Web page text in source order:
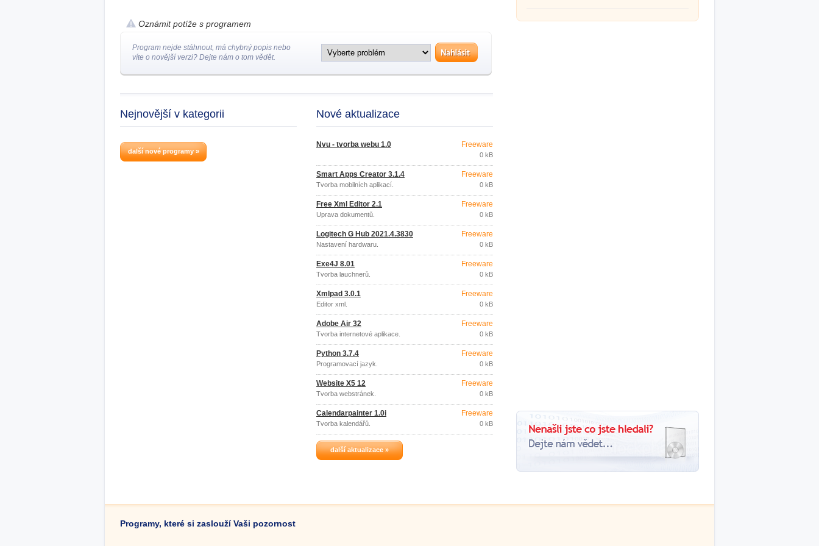
Oznámit potíže s programem
Program nejde stáhnout, má chybný popis nebo
víte o novější verzi? Dejte nám o tom vědět.
Nejnovější v kategorii
další nové programy »
Nové aktualizace
Nvu - tvorba webu 1.0 Freeware
0 kB
Smart Apps Creator 3.1.4
Tvorba mobilních aplikací.
Freeware
0 kB
Free Xml Editor 2.1
Úprava dokumentů.
Freeware
0 kB
Logitech G Hub 2021.4.3830
Nastavení hardwaru.
Freeware
0 kB
Exe4J 8.01
Tvorba lauchnerů.
Freeware
0 kB
Xmlpad 3.0.1
Editor xml.
Freeware
0 kB
Adobe Air 32
Tvorba internetové aplikace.
Freeware
0 kB
Python 3.7.4
Programovací jazyk.
Freeware
0 kB
Website X5 12
Tvorba webstránek.
Freeware
0 kB
Calendarpainter 1.0i
Tvorba kalendářů.
Freeware
0 kB
další aktualizace »
Programy, které si zaslouží Vaši pozornost